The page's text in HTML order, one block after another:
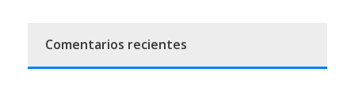
Comentarios recientes